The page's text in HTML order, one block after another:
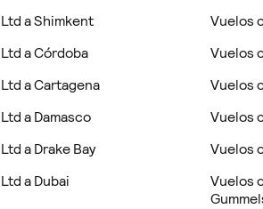
a Shimkent Vuelos
a Córdoba
Vuelos
a Cartagena
Vuelos
a Damasco
Vuelos
a Drake Bay
Vuelos
a Dubai
Vuelos